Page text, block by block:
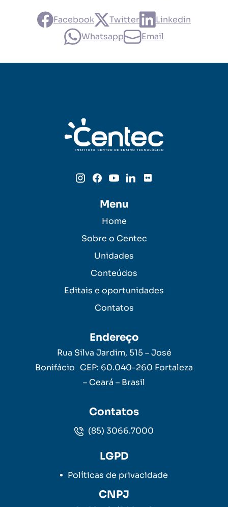
Facebook Twitter
Linkedin
Whatsapp
Email
Menu
Home
Sobre o Centec
Unidades
Conteúdos
Editais e oportunidades
Contatos
Endereço
Rua Silva Jardim, 515 – José
Bonifácio CEP: 60.040-260 Fortaleza
– Ceará – Brasil
Contatos
(85) 3066.7000
LGPD
Políticas de privacidade
CNPJ